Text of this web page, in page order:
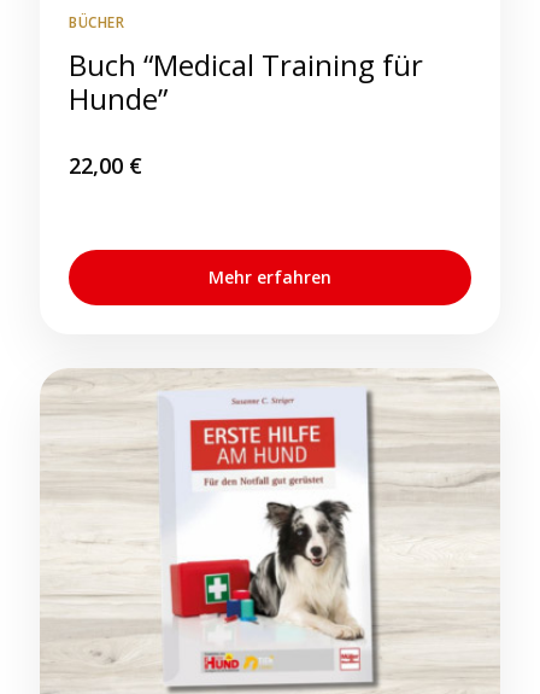
BÜCHER
Buch “Medical Training für
Hunde”
22,00 €
Mehr erfahren